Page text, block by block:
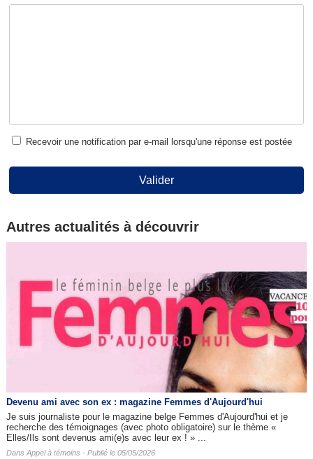
Recevoir une notification par e-mail lorsqu'une réponse est postée
Valider
Autres actualités à découvrir
Devenu ami avec son ex : magazine Femmes d'Aujourd'hui
Je suis journaliste pour le magazine belge Femmes d'Aujourd'hui et je
recherche des témoignages (avec photo obligatoire) sur le thème «
Elles/Ils sont devenus ami(e)s avec leur ex ! » ...
Dans Appel à témoins - Publié le 05/05/2026